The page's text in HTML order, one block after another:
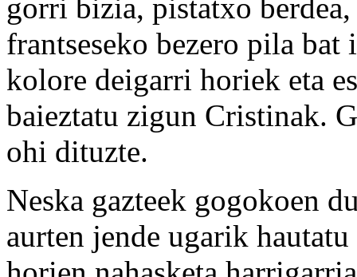
gorri bizia, pistatxo
frantseseko bezero pila bat
kolore deigarri horiek eta
baieztatu zigun Cristinak.
ohi dituzte.
Neska gazteek gogokoen
aurten jende ugarik